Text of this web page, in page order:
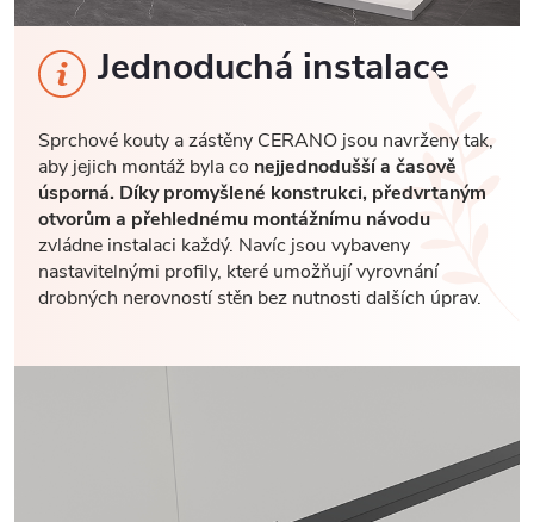
Jednoduchá instalace
Sprchové kouty a zástěny CERANO jsou navrženy tak,
aby jejich montáž byla co nejjednodušší a časově
úsporná. Díky promyšlené konstrukci, předvrtaným
otvorům a přehlednému montážnímu návodu
zvládne instalaci každý. Navíc jsou vybaveny
nastavitelnými profily, které umožňují vyrovnání
drobných nerovností stěn bez nutnosti dalších úprav.